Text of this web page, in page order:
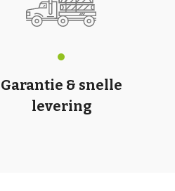
Garantie & snelle
levering